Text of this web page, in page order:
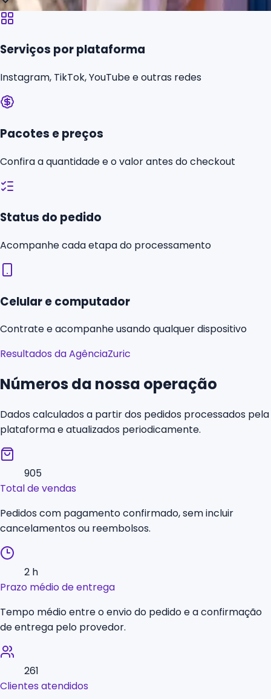
Serviços por plataforma
Instagram, TikTok, YouTube e outras redes
Pacotes e preços
Confira a quantidade e o valor antes do checkout
Status do pedido
Acompanhe cada etapa do processamento
Celular e computador
Contrate e acompanhe usando qualquer dispositivo
Resultados da AgênciaZuric
Números da nossa operação
Dados calculados a partir dos pedidos processados pela
plataforma e atualizados periodicamente.
905
Total de vendas
Pedidos com pagamento confirmado, sem incluir
cancelamentos ou reembolsos.
2 h
Prazo médio de entrega
Tempo médio entre o envio do pedido e a confirmação
de entrega pelo provedor.
261
Clientes atendidos